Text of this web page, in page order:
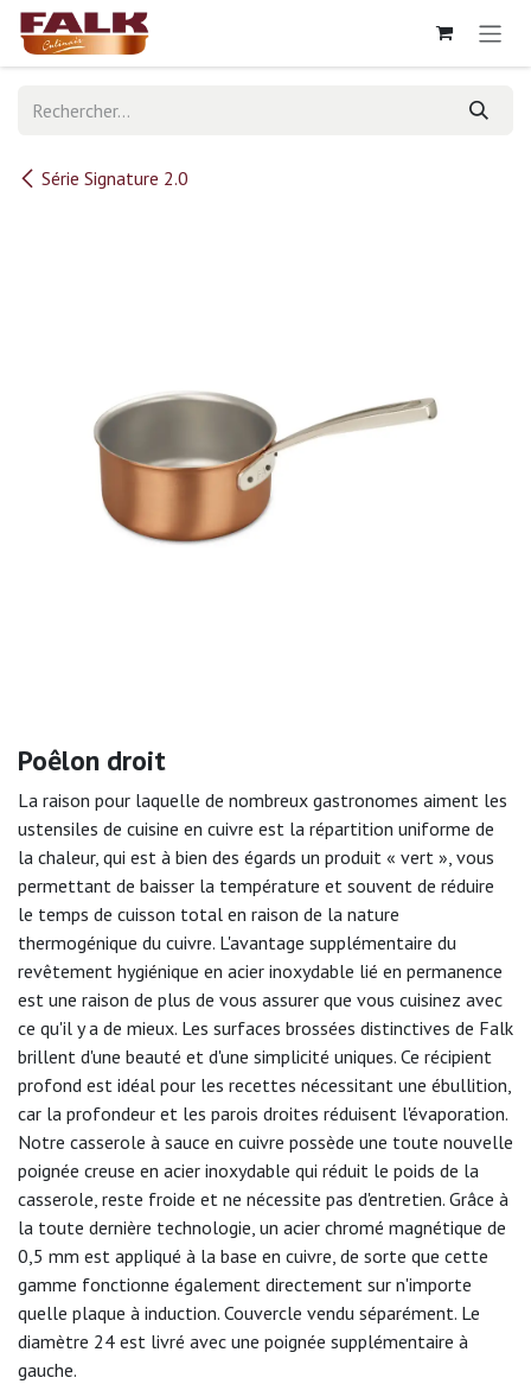
Se rendre au contenu
Série Signature 2.0
Poêlon droit
La raison pour laquelle de nombreux gastronomes aiment les
ustensiles de cuisine en cuivre est la répartition uniforme de
la chaleur, qui est à bien des égards un produit « vert », vous
permettant de baisser la température et souvent de réduire
le temps de cuisson total en raison de la nature
thermogénique du cuivre. L'avantage supplémentaire du
revêtement hygiénique en acier inoxydable lié en permanence
est une raison de plus de vous assurer que vous cuisinez avec
ce qu'il y a de mieux. Les surfaces brossées distinctives de Falk
brillent d'une beauté et d'une simplicité uniques. Ce récipient
profond est idéal pour les recettes nécessitant une ébullition,
car la profondeur et les parois droites réduisent l'évaporation.
Notre casserole à sauce en cuivre possède une toute nouvelle
poignée creuse en acier inoxydable qui réduit le poids de la
casserole, reste froide et ne nécessite pas d'entretien. Grâce à
la toute dernière technologie, un acier chromé magnétique de
0,5 mm est appliqué à la base en cuivre, de sorte que cette
gamme fonctionne également directement sur n'importe
quelle plaque à induction. Couvercle vendu séparément. Le
diamètre 24 est livré avec une poignée supplémentaire à
gauche.